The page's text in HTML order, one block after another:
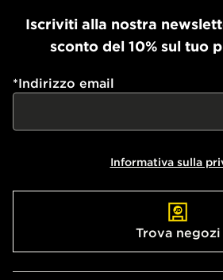
Iscriviti alla nostra
sconto del 10% sul tuo
*Indirizzo email
Informativa sulla
Trova negozi